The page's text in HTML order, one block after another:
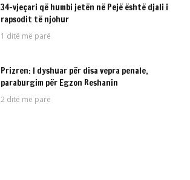
34-vjeçari që humbi jetën në Pejë është djali i
rapsodit të njohur
1 ditë më parë
Prizren: I dyshuar për disa vepra penale,
paraburgim për Egzon Reshanin
2 ditë më parë